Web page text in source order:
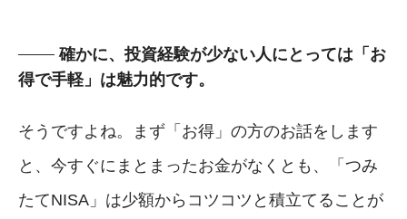
確かに、投資経験が少ない人にとっては「お
得で手軽」は魅力的です。
そうですよね。まず「お得」の方のお話をします
と、今すぐにまとまったお金がなくとも、「つみ
たてNISA」は少額からコツコツと積立てることが